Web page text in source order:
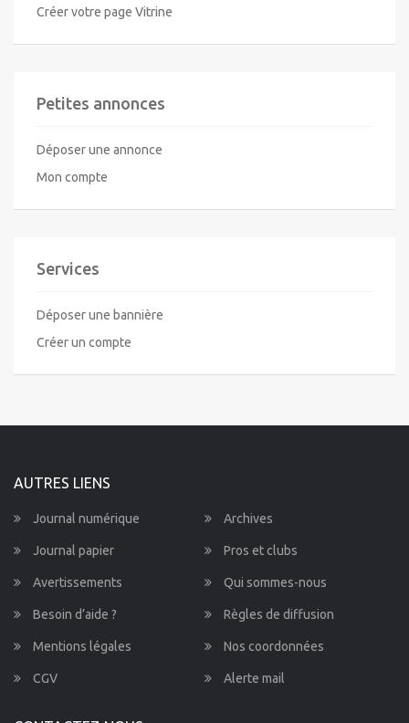
Créer votre page Vitrine
Petites annonces
Déposer une annonce
Mon compte
Services
Déposer une bannière
Créer un compte
AUTRES LIENS
Journal numérique Archives
Journal papier Pros et clubs
Avertissements Qui sommes-nous
Besoin d’aide ? Règles de diffusion
Mentions légales Nos coordonnées
CGV Alerte mail